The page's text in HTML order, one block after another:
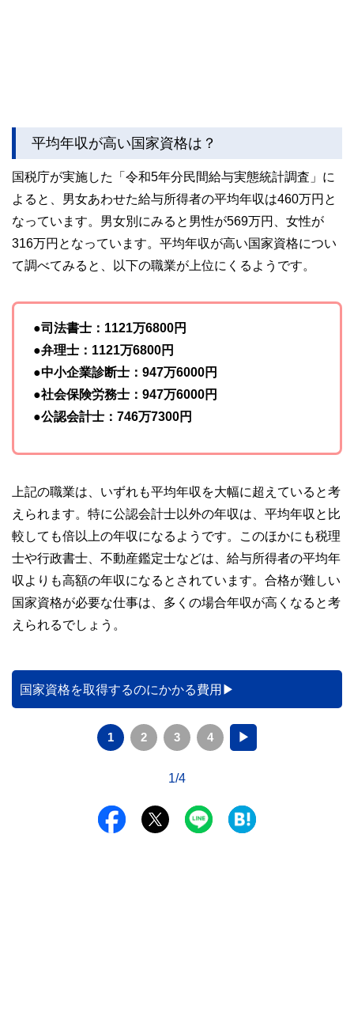
平均年収が高い国家資格は？
国税庁が実施した「令和5年分民間給与実態統計調査」に
よると、男女あわせた給与所得者の平均年収は460万円と
なっています。男女別にみると男性が569万円、女性が
316万円となっています。平均年収が高い国家資格につい
て調べてみると、以下の職業が上位にくるようです。
●司法書士：1121万6800円
●弁理士：1121万6800円
●中小企業診断士：947万6000円
●社会保険労務士：947万6000円
●公認会計士：746万7300円
上記の職業は、いずれも平均年収を大幅に超えていると考
えられます。特に公認会計士以外の年収は、平均年収と比
較しても倍以上の年収になるようです。このほかにも税理
士や行政書士、不動産鑑定士などは、給与所得者の平均年
収よりも高額の年収になるとされています。合格が難しい
国家資格が必要な仕事は、多くの場合年収が高くなると考
えられるでしょう。
国家資格を取得するのにかかる費用
1 2 3 4 ▶
1/4